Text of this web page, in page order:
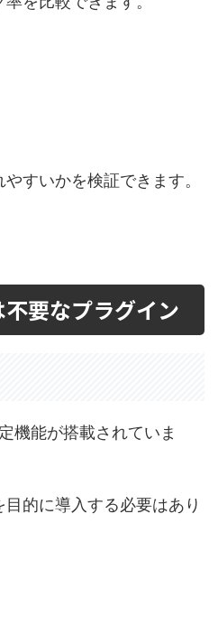
すいかを検証できます。
要なプラグイン
機能が搭載されていま
的に導入する必要はあり